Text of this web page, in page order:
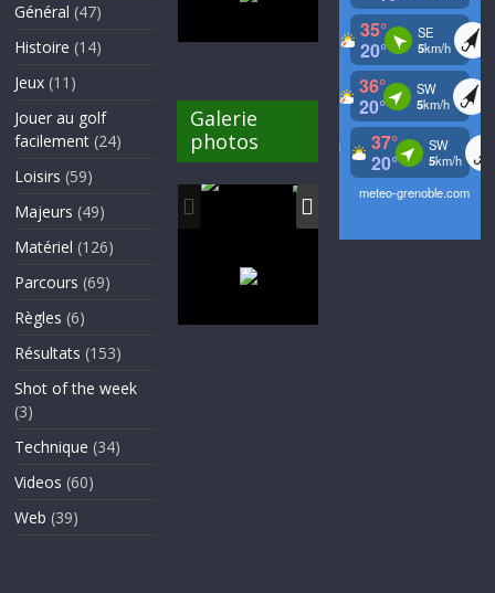
Général (47)
Histoire (14)
Jeux (11)
Jouer au golf
facilement (24)
Loisirs (59)
Majeurs (49)
Matériel (126)
Parcours (69)
Règles (6)
Résultats (153)
Shot of the week
(3)
Technique (34)
Videos (60)
Web (39)
Galerie
photos